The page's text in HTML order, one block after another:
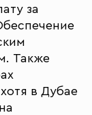
за
Также
в Дубае